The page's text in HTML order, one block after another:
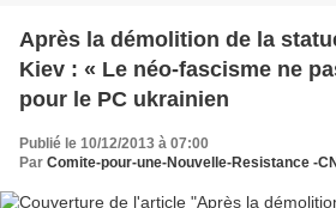
Après la démolition de la
Kiev : « Le néo-fascisme ne
pour le PC ukrainien
Publié le 10/12/2013 à 07:00
Par Comite-pour-une-Nouvelle-Resistance -